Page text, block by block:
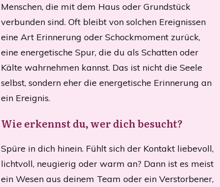
Menschen, die mit dem Haus oder Grundstück
verbunden sind. Oft bleibt von solchen Ereignissen
eine Art Erinnerung oder Schockmoment zurück,
eine energetische Spur, die du als Schatten oder
Kälte wahrnehmen kannst. Das ist nicht die Seele
selbst, sondern eher die energetische Erinnerung an
ein Ereignis.
Wie erkennst du, wer dich besucht?
Spüre in dich hinein. Fühlt sich der Kontakt liebevoll,
lichtvoll, neugierig oder warm an? Dann ist es meist
ein Wesen aus deinem Team oder ein Verstorbener,